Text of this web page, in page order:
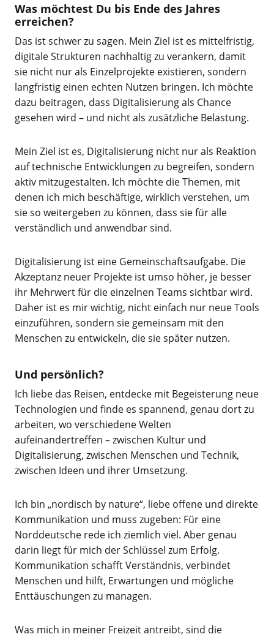
Was möchtest Du bis Ende des Jahres
erreichen?
Das ist schwer zu sagen. Mein Ziel ist es mittelfristig,
digitale Strukturen nachhaltig zu verankern, damit
sie nicht nur als Einzelprojekte existieren, sondern
langfristig einen echten Nutzen bringen. Ich möchte
dazu beitragen, dass Digitalisierung als Chance
gesehen wird – und nicht als zusätzliche Belastung.
Mein Ziel ist es, Digitalisierung nicht nur als Reaktion
auf technische Entwicklungen zu begreifen, sondern
aktiv mitzugestalten. Ich möchte die Themen, mit
denen ich mich beschäftige, wirklich verstehen, um
sie so weitergeben zu können, dass sie für alle
verständlich und anwendbar sind.
Digitalisierung ist eine Gemeinschaftsaufgabe. Die
Akzeptanz neuer Projekte ist umso höher, je besser
ihr Mehrwert für die einzelnen Teams sichtbar wird.
Daher ist es mir wichtig, nicht einfach nur neue Tools
einzuführen, sondern sie gemeinsam mit den
Menschen zu entwickeln, die sie später nutzen.
Und persönlich?
Ich liebe das Reisen, entdecke mit Begeisterung neue
Technologien und finde es spannend, genau dort zu
arbeiten, wo verschiedene Welten
aufeinandertreffen – zwischen Kultur und
Digitalisierung, zwischen Menschen und Technik,
zwischen Ideen und ihrer Umsetzung.
Ich bin „nordisch by nature“, liebe offene und direkte
Kommunikation und muss zugeben: Für eine
Norddeutsche rede ich ziemlich viel. Aber genau
darin liegt für mich der Schlüssel zum Erfolg.
Kommunikation schafft Verständnis, verbindet
Menschen und hilft, Erwartungen und mögliche
Enttäuschungen zu managen.
Was mich in meiner Freizeit antreibt, sind die